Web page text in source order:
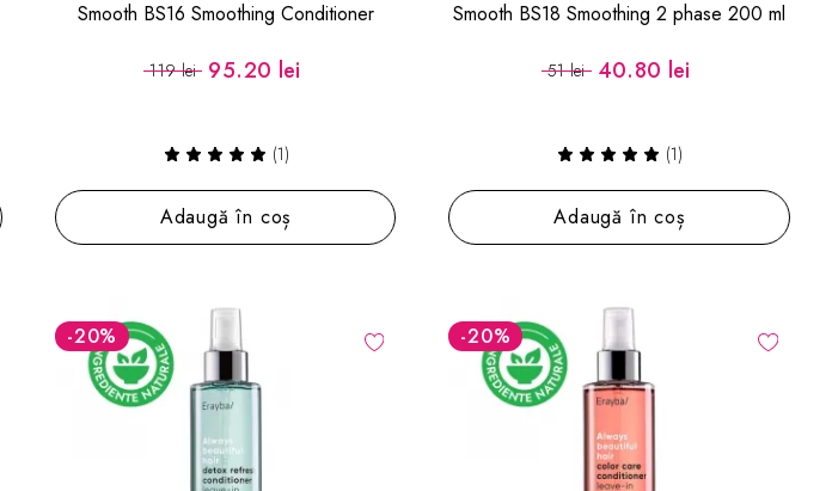
Smooth BS16 Smoothing Conditioner
119 lei 95.20 lei
(1)
Adaugă în coș
Smooth BS18 Smoothing 2 phase 200 ml
51 lei 40.80 lei
(1)
Adaugă în coș
-20% -20%